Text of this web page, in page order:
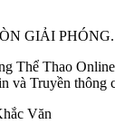
GIẢI PHÓNG.
Thể Thao
và Truyền thông
Văn